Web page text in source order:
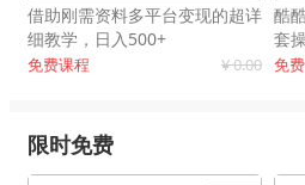
借助刚需资料多平台变现的超详
细教学，日入500+
免费课程 ¥ 0.00
酷
套
套
免
限时免费